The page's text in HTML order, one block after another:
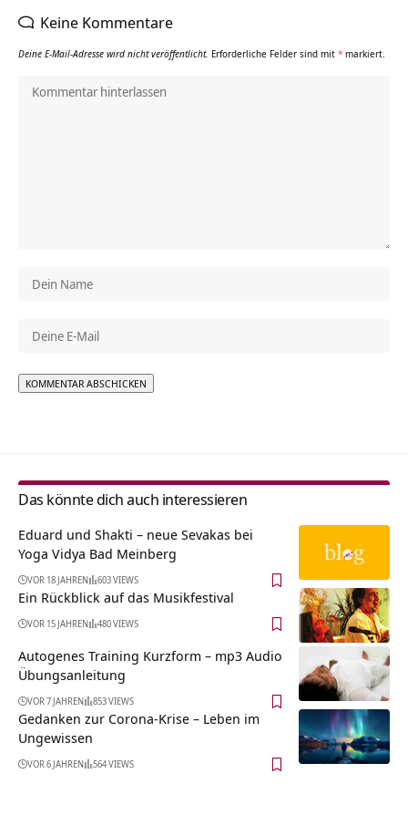
Keine Kommentare
Deine E-Mail-Adresse wird nicht veröffentlicht. Erforderliche Felder sind mit * markiert.
Das könnte dich auch interessieren
Eduard und Shakti – neue Sevakas bei
Yoga Vidya Bad Meinberg
VOR 18 JAHREN 603 VIEWS
Ein Rückblick auf das Musikfestival
VOR 15 JAHREN 480 VIEWS
Autogenes Training Kurzform – mp3 Audio
Übungsanleitung
VOR 7 JAHREN 853 VIEWS
Gedanken zur Corona-Krise – Leben im
Ungewissen
VOR 6 JAHREN 564 VIEWS